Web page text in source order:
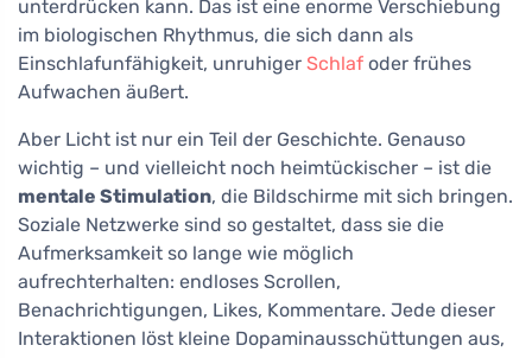
unterdrücken kann. Das ist eine enorme Verschiebung
im biologischen Rhythmus, die sich dann als
Einschlafunfähigkeit, unruhiger Schlaf oder frühes
Aufwachen äußert.
Aber Licht ist nur ein Teil der Geschichte. Genauso
wichtig – und vielleicht noch heimtückischer – ist die
mentale Stimulation, die Bildschirme mit sich bringen.
Soziale Netzwerke sind so gestaltet, dass sie die
Aufmerksamkeit so lange wie möglich
aufrechterhalten: endloses Scrollen,
Benachrichtigungen, Likes, Kommentare. Jede dieser
Interaktionen löst kleine Dopaminausschüttungen aus,